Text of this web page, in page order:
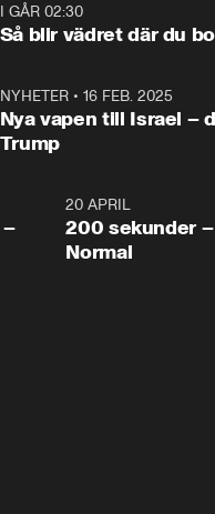
I GÅR 02:30
Så blir vädret där du
NYHETER• 16 FEB. 2025
Nya vapen till Israel –
Trump
4:2320 APRIL
200 sekunder –
Normal